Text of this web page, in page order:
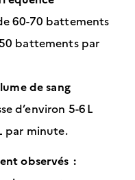
60-70 battements
battements par
de sang
d’environ 5-6 L
par minute.
observés :